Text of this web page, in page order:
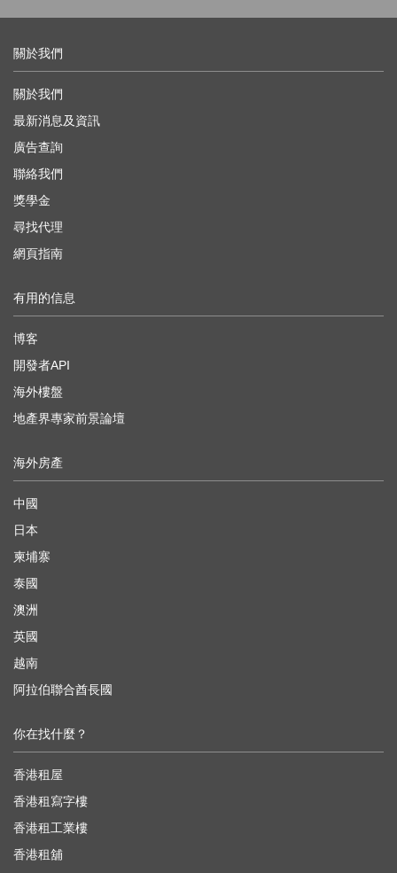
關於我們
關於我們
最新消息及資訊
廣告查詢
聯絡我們
獎學金
尋找代理
網頁指南
有用的信息
博客
開發者API
海外樓盤
地產界專家前景論壇
海外房產
中國
日本
柬埔寨
泰國
澳洲
英國
越南
阿拉伯聯合酋長國
你在找什麼？
香港租屋
香港租寫字樓
香港租工業樓
香港租舖